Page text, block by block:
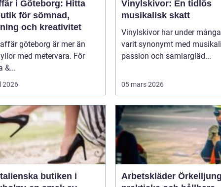
i Göteborg: Hitta
för sömnad,
och kreativitet
göteborg är mer än
med metervara. För
&...
2026
Vinylskivor: En tidlös
musikalisk skatt
Vinylskivor har under
varit synonymt med
passion och samlargläd...
05 mars 2026
butiken i
Arbetskläder